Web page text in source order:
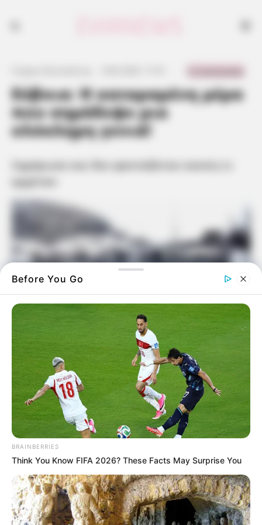
Εύβοια: Η καταραμένη μέρα
που σημάδεψε μια
ολόκληρη γενιά!
Ξημέρωσε και δεν φανταζόταν κανείς τι
πηγή φωτογραφίας: protothema.gr
Η μέρα εκείνη στην Εύβοια, χαράχτηκε βαθιά
στις ψυχές των ανθρώπων, φέρνοντας φόβο,
θλίψη και αβάσταχτο πόνο.
Ήταν η καταραμένη μέραόπου αντηχούσαν
οι κραυγές των επιβατών στη μνήμη όσων
έζησαν την τραγωδία, ενώ η απώλεια 391
ζωών βύθισε ολόκληρη την Εύβοια στο
πένθος.
Κάθε χρόνο, η μνήμη του ναυαγίου ξυπνά
Before You Go
BRAINBERRIES
Think You Know FIFA 2026? These Facts May Surprise You